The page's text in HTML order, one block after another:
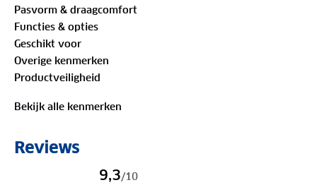
Pasvorm & draagcomfort
Functies & opties
Geschikt voor
Overige kenmerken
Productveiligheid
Bekijk alle kenmerken
Reviews
9,3/10